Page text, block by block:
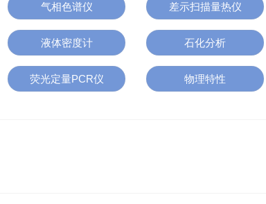
气相色谱仪 差示扫描量热仪
液体密度计 石化分析
荧光定量PCR仪 物理特性